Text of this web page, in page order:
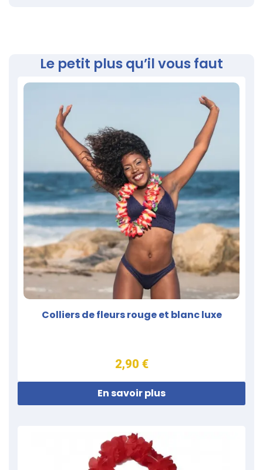
Le petit plus qu’il vous faut
Colliers de fleurs rouge et blanc luxe
2,90 €
En savoir plus